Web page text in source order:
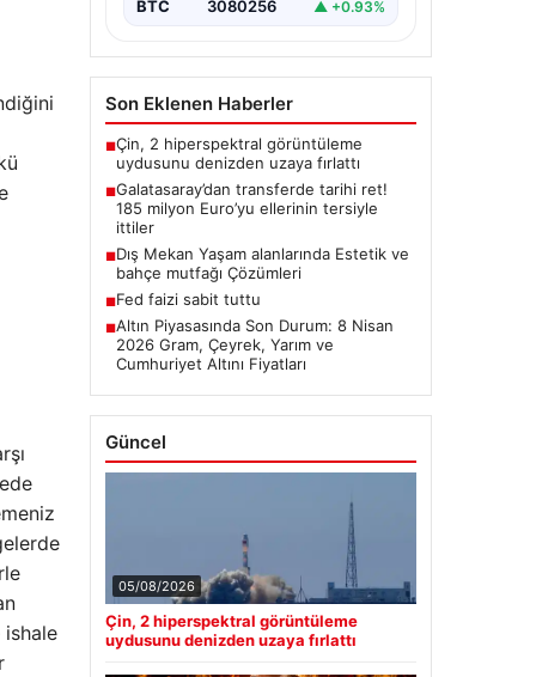
ishale
BTC 3080256 ▲ +0.93%
Son Eklenen Haberler
■Çin, 2 hiperspektral görüntüleme
uydusunu denizden uzaya fırlattı
■Galatasaray’dan transferde tarihi ret!
185 milyon Euro’yu ellerinin tersiyle
ittiler
■Dış Mekan Yaşam alanlarında Estetik ve
bahçe mutfağı Çözümleri
■Fed faizi sabit tuttu
■Altın Piyasasında Son Durum: 8 Nisan
2026 Gram, Çeyrek, Yarım ve
Cumhuriyet Altını Fiyatları
Güncel
05/08/2026
Çin, 2 hiperspektral görüntüleme
uydusunu denizden uzaya fırlattı